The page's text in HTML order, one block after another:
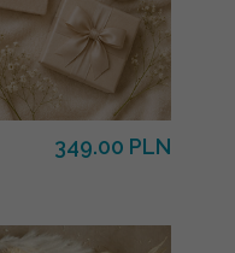
349.00 PLN